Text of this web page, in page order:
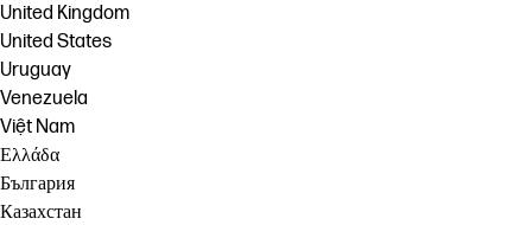
United Kingdom
United States
Uruguay
Venezuela
Việt Nam
Ελλάδα
България
Казахстан